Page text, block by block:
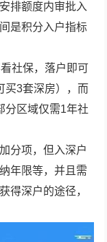
排额度内审批入
是积分入户指标
社保，落户即可
买3套深房），而
分区域仅需1年社
分项，但入深户
年限等，并且需
得深户的途径，